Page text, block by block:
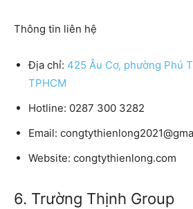
Thông tin liên hệ
Địa chỉ: 425 Âu Cơ, phường Phú
TPHCM
Hotline: 0287 300 3282
Email:
Website: congtythienlong.com
6. Trường Thịnh Group